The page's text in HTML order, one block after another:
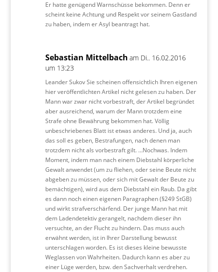
Er hatte genügend Warnschüsse bekommen. Denn er
scheint keine Achtung und Respekt vor seinem Gastland
zu haben, indem er Asyl beantragt hat.
Sebastian Mittelbach am Di.. 16.02.2016
um 13:23
Leander Sukov Sie scheinen offensichtlich Ihren eigenen
hier veröffentlichten Artikel nicht gelesen zu haben. Der
Mann war zwar nicht vorbestraft, der Artikel begründet
aber ausreichend, warum der Mann trotzdem eine
Strafe ohne Bewährung bekommen hat. Völlig
unbeschriebenes Blatt ist etwas anderes. Und ja, auch
das soll es geben, Bestrafungen, nach denen man
trotzdem nicht als vorbestraft gilt. …Nochwas. Indem
Moment, indem man nach einem Diebstahl körperliche
Gewalt anwendet (um zu fliehen, oder seine Beute nicht
abgeben zu müssen, oder sich mit Gewalt der Beute zu
bemächtigen), wird aus dem Diebstahl ein Raub. Da gibt
es dann noch einen eigenen Paragraphen (§249 StGB)
und wirkt strafverschärfend. Der junge Mann hat mit
dem Ladendetektiv gerangelt, nachdem dieser ihn
versuchte, an der Flucht zu hindern. Das muss auch
erwähnt werden, ist in Ihrer Darstellung bewusst
unterschlagen worden. Es ist dieses kleine bewusste
Weglassen von Wahrheiten. Dadurch kann es aber zu
einer Lüge werden, bzw. den Sachverhalt verdrehen.